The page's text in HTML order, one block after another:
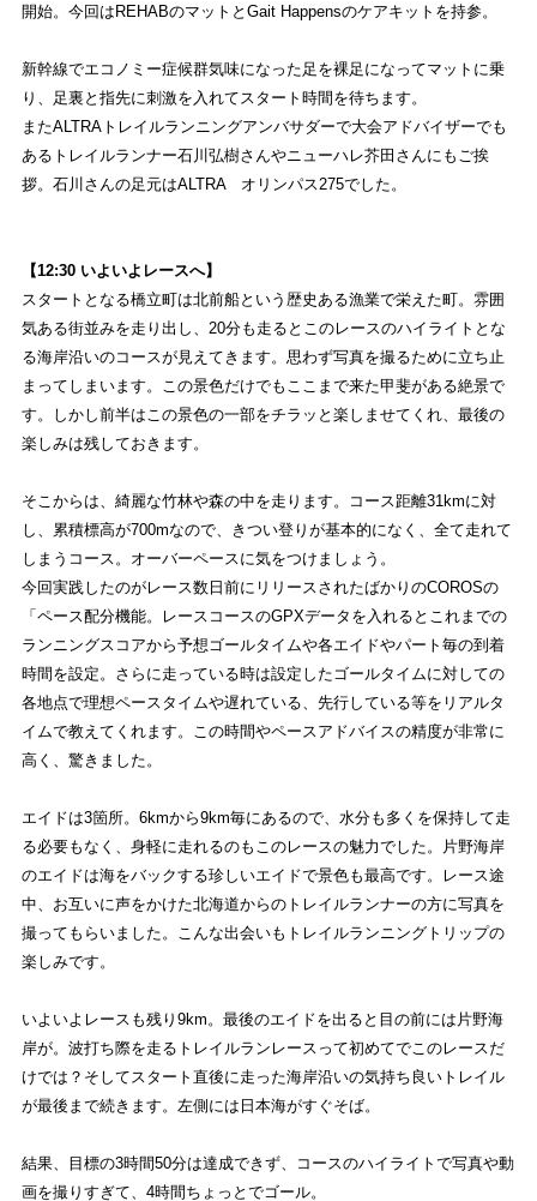
開始。今回はREHABのマットとGait Happensのケアキットを持参。
新幹線でエコノミー症候群気味になった足を裸足になってマットに乗
り、足裏と指先に刺激を入れてスタート時間を待ちます。
またALTRAトレイルランニングアンバサダーで大会アドバイザーでも
あるトレイルランナー石川弘樹さんやニューハレ芥田さんにもご挨
拶。石川さんの足元はALTRA オリンパス275でした。
【12:30 いよいよレースへ】
スタートとなる橋立町は北前船という歴史ある漁業で栄えた町。雰囲
気ある街並みを走り出し、20分も走るとこのレースのハイライトとな
る海岸沿いのコースが見えてきます。思わず写真を撮るために立ち止
まってしまいます。この景色だけでもここまで来た甲斐がある絶景で
す。しかし前半はこの景色の一部をチラッと楽しませてくれ、最後の
楽しみは残しておきます。
そこからは、綺麗な竹林や森の中を走ります。コース距離31kmに対
し、累積標高が700mなので、きつい登りが基本的になく、全て走れて
しまうコース。オーバーペースに気をつけましょう。
今回実践したのがレース数日前にリリースされたばかりのCOROSの
「ペース配分機能。レースコースのGPXデータを入れるとこれまでの
ランニングスコアから予想ゴールタイムや各エイドやパート毎の到着
時間を設定。さらに走っている時は設定したゴールタイムに対しての
各地点で理想ペースタイムや遅れている、先行している等をリアルタ
イムで教えてくれます。この時間やペースアドバイスの精度が非常に
高く、驚きました。
エイドは3箇所。6kmから9km毎にあるので、水分も多くを保持して走
る必要もなく、身軽に走れるのもこのレースの魅力でした。片野海岸
のエイドは海をバックする珍しいエイドで景色も最高です。レース途
中、お互いに声をかけた北海道からのトレイルランナーの方に写真を
撮ってもらいました。こんな出会いもトレイルランニングトリップの
楽しみです。
いよいよレースも残り9km。最後のエイドを出ると目の前には片野海
岸が。波打ち際を走るトレイルランレースって初めてでこのレースだ
けでは？そしてスタート直後に走った海岸沿いの気持ち良いトレイル
が最後まで続きます。左側には日本海がすぐそば。
結果、目標の3時間50分は達成できず、コースのハイライトで写真や動
画を撮りすぎて、4時間ちょっとでゴール。